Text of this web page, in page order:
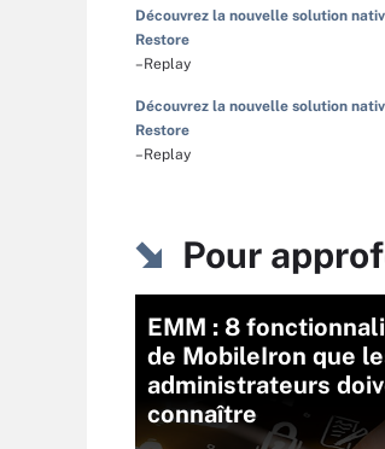
Découvrez la nouvelle solution
Restore
–Replay
Découvrez la nouvelle solution
Restore
–Replay
Pour
EMM : 8
de MobileIron que
administrateurs
connaître